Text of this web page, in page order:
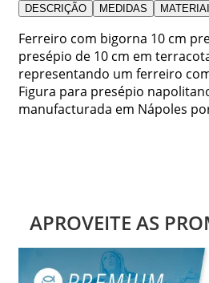
DESCRIÇÃO MEDIDAS
Ferreiro com bigorna 10 cm
presépio de 10 cm em
representando um ferreiro
Figura para presépio
manufacturada em Nápoles
APROVEITE AS